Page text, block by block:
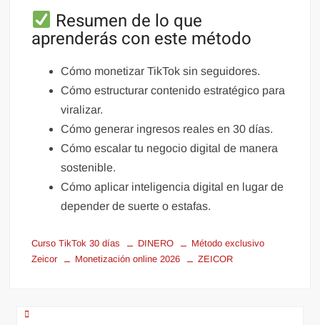
Resumen de lo que
aprenderás con este método
Cómo monetizar TikTok sin seguidores.
Cómo estructurar contenido estratégico para
viralizar.
Cómo generar ingresos reales en 30 días.
Cómo escalar tu negocio digital de manera
sostenible.
Cómo aplicar inteligencia digital en lugar de
depender de suerte o estafas.
Curso TikTok 30 días DINERO
Método exclusivo
Zeicor
Monetización online 2026 ZEICOR
Navegación